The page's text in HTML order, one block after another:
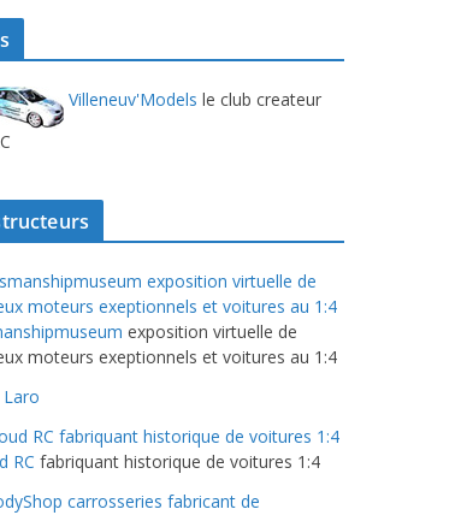
Villeneuv'Models le club createur
exposition virtuelle de
moteurs exeptionnels et voitures au 1:4
Laro
RC fabriquant historique de voitures 1:4